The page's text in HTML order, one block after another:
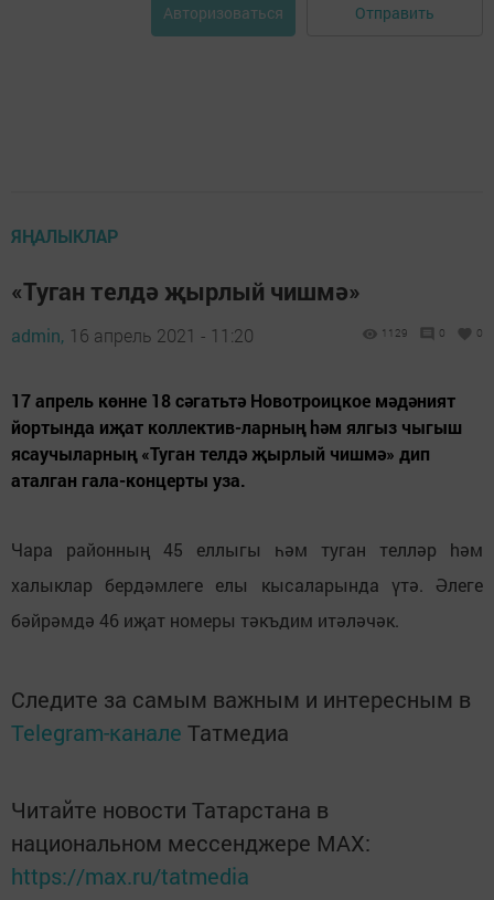
Авторизоваться Отправить
ЯҢАЛЫКЛАР
«Туган телдә җырлый чишмә»
admin, 16 апрель 2021 - 11:20 1129 0 0
17 апрель көнне 18 сәгатьтә Новотроицкое мәдәният
йортында иҗат коллектив-ларның hәм ялгыз чыгыш
ясаучыларның «Туган телдә җырлый чишмә» дип
аталган гала-концерты уза.
Чара районның 45 еллыгы һәм туган телләр hәм
халыклар бердәмлеге елы кысаларында үтә. Әлеге
бәйрәмдә 46 иҗат номеры тәкъдим итәләчәк.
Следите за самым важным и интересным в
Telegram-канале Татмедиа
Читайте новости Татарстана в
национальном мессенджере MАХ:
https://max.ru/tatmedia